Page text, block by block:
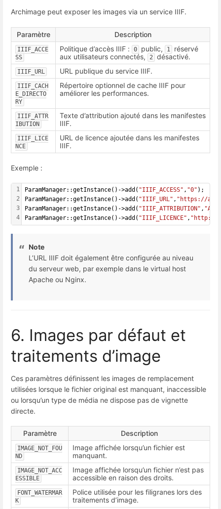
Archimage peut exposer les images via un service IIIF.
Paramètre Description
IIIF_ACCE
SS
Politique d’accès IIIF : 0 public, 1
réservé
aux utilisateurs connectés,
2 désactivé.
IIIF_URL URL publique du service IIIF.
IIIF_CACH
E_DIRECTO
RY
Répertoire optionnel de cache IIIF pour
améliorer les performances.
IIIF_ATTR
IBUTION
Texte d’attribution ajouté dans les manifestes
IIIF.
IIIF_LICE
NCE
URL de licence ajoutée dans les manifestes
IIIF.
Exemple :
1
2
3
4
ParamManager::getInstance()->add( "IIIF_ACCESS" , "0" );
ParamManager::getInstance()->add( "IIIF_URL" , "https://
ParamManager::getInstance()->add( "IIIF_ATTRIBUTION" ,
ParamManager::getInstance()->add( "IIIF_LICENCE" , "http://
Note
L’URL IIIF doit également être configurée au niveau
du serveur web, par exemple dans le virtual host
Apache ou Nginx.
6. Images par défaut et
traitements d’image
Ces paramètres définissent les images de remplacement
utilisées lorsque le fichier original est manquant, inaccessible
ou lorsqu’un type de média ne dispose pas de vignette
directe.
Paramètre Description
IMAGE_NOT_FOU
ND
Image affichée lorsqu’un fichier est
manquant.
IMAGE_NOT_ACC
ESSIBLE
Image affichée lorsqu’un fichier n’est pas
accessible en raison des droits.
FONT_WATERMAR
K
Police utilisée pour les filigranes lors des
traitements d’image.